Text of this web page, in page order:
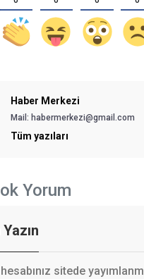
Haber Merkezi
Mail: habermerkezi@gmail.com
Tüm yazıları
Yorum
sitede